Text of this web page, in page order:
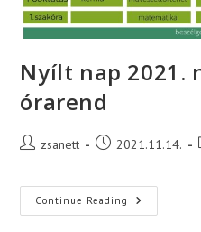
Nyílt nap 2021.
órarend
Postzsanett
Post2021.11.14.
Continue Reading Nyílt
Nap